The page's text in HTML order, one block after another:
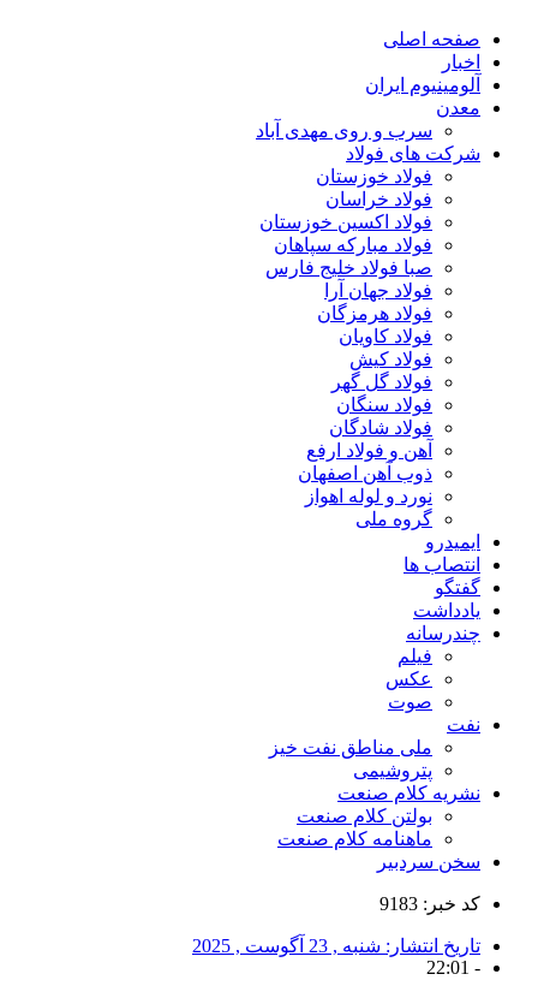
صفحه اصلی
اخبار
آلومینیوم ایران
معدن
سرب و روی مهدی آباد
شرکت های فولاد
فولاد خوزستان
فولاد خراسان
فولاد اکسین خوزستان
فولاد مبارکه سپاهان
صبا فولاد خلیج فارس
فولاد جهان آرا
فولاد هرمزگان
فولاد کاویان
فولاد کیش
فولاد گل گهر
فولاد سنگان
فولاد شادگان
آهن و فولاد ارفع
ذوب آهن اصفهان
نورد و لوله اهواز
گروه ملی
ایمیدرو
انتصاب ها
گفتگو
یادداشت
چندرسانه
فیلم
عکس
صوت
نفت
ملی مناطق نفت خیز
پتروشیمی
نشریه کلام صنعت
بولتن کلام صنعت
ماهنامه کلام صنعت
سخن سردبیر
کد خبر: 9183
تاریخ انتشار: شنبه , 23 آگوست , 2025
-
22:01